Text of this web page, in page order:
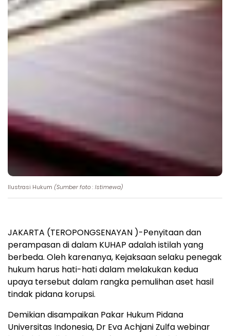
Ilustrasi Hukum (Sumber foto : Istimewa)
JAKARTA (TEROPONGSENAYAN )-Penyitaan dan
perampasan di dalam KUHAP adalah istilah yang
berbeda. Oleh karenanya, Kejaksaan selaku penegak
hukum harus hati-hati dalam melakukan kedua
upaya tersebut dalam rangka pemulihan aset hasil
tindak pidana korupsi.
Demikian disampaikan Pakar Hukum Pidana
Universitas Indonesia, Dr Eva Achjani Zulfa webinar